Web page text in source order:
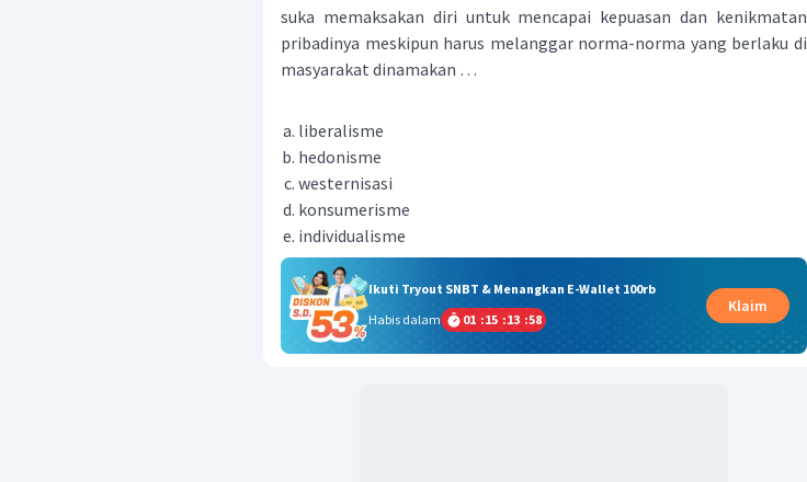
suka memaksakan diri untuk mencapai kepuasan dan kenikmatan
pribadinya meskipun harus melanggar norma-norma yang berlaku di
masyarakat dinamakan …
liberalisme
hedonisme
westernisasi
konsumerisme
individualisme
Ikuti Tryout SNBT & Menangkan E-Wallet 100rb
Habis dalam
01 :15 :13 :57
Klaim